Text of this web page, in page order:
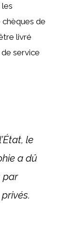
de
livré
service
le
a dû
par